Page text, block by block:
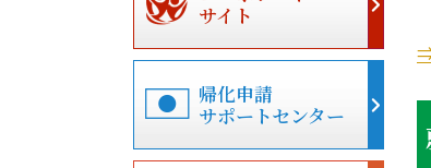
サイト
帰化申請
サポートセンター